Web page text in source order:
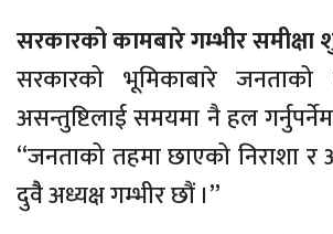
सरकारको कामबारे गम्भीर समीक्षा
सरकारको भूमिकाबारे
असन्तुष्टिलाई समयमा नै हल
“जनताको तहमा छाएको निराशा र
दुवैै अध्यक्ष गम्भीर छौं ।”